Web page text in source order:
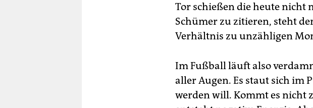
Tor schießen die heute nicht
Schümer zu zitieren, steht
Verhältnis zu unzähligen
Im Fußball läuft also
aller Augen. Es staut sich im
werden will. Kommt es nicht